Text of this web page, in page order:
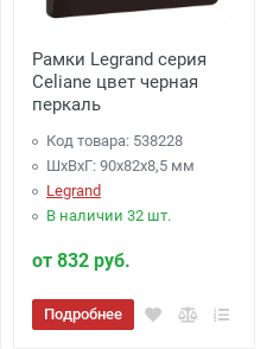
Рамки Legrand серия
Celiane цвет черная
перкаль
Код товара: 538228
ШхВхГ: 90x82x8,5 мм
Legrand
В наличии 32 шт.
от 832 руб.
Подробнее